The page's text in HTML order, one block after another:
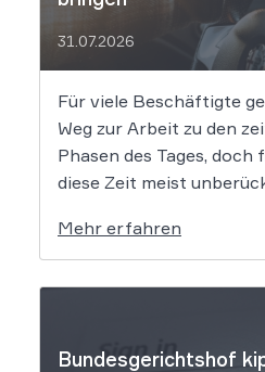
31.07.2026
Für viele Beschäftigte
Weg zur Arbeit zu den
Phasen des Tages,
diese Zeit meist
in die Debatte bringen
Arbeitnehmern den Weg
der Wegezeit ebnen.
Mehr erfahren
Bundesgerichtshof